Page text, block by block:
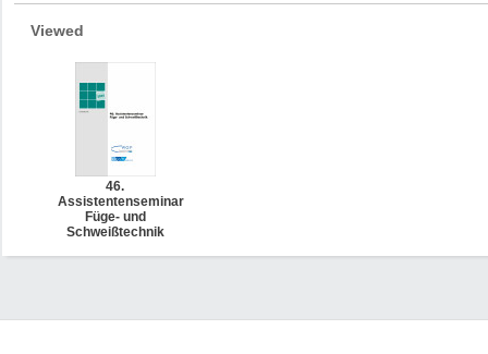
Viewed
46.
Assistentenseminar
Füge- und
Schweißtechnik